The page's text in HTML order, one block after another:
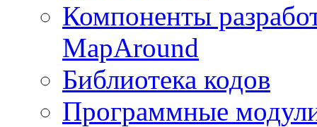
Компоненты
MapAround
Библиотека кодов
Программные